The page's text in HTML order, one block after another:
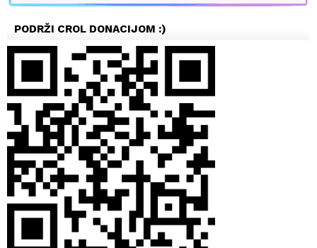
PODRŽI CROL DONACIJOM :)